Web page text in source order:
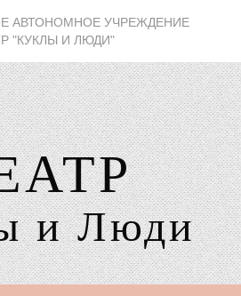
АВТОНОМНОЕ УЧРЕЖДЕНИЕ
"КУКЛЫ И ЛЮДИ"
и Люди